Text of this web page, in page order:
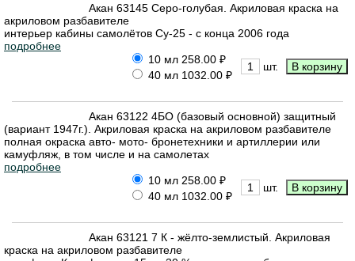
Акан 63145 Серо-голубая. Акриловая краска на
акриловом разбавителе
интерьер кабины самолётов Су-25 - с конца 2006 года
подробнее
10 мл 258.00 ₽
40 мл 1032.00 ₽
шт.
Акан 63122 4БО (базовый основной) защитный
(вариант 1947г.). Акриловая краска на акриловом разбавителе
полная окраска авто- мото- бронетехники и артиллерии или
камуфляж, в том числе и на самолетах
подробнее
10 мл 258.00 ₽
40 мл 1032.00 ₽
шт.
Акан 63121 7 К - жёлто-землистый. Акриловая
краска на акриловом разбавителе